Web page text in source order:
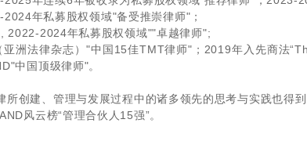
年私募股权领域"备受推崇律师"；
2022-2024年私募股权领域""卓越律师";
洲法律杂志）"中国15佳TMT律师"；2019年入先商法
中国顶级律师"。
所创建、管理与发展过程中的诸多领先的思考与实践也得
风云榜“管理合伙人15强”。